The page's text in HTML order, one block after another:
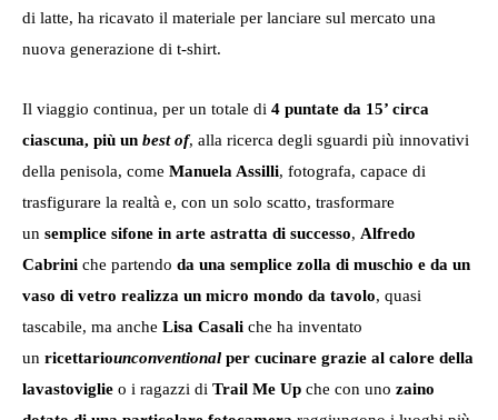
di latte, ha ricavato il materiale per lanciare sul mercato una
nuova generazione di t-shirt.
Il viaggio continua, per un totale di 4 puntate da 15’ circa
ciascuna, più un best of, alla ricerca degli sguardi più innovativi
della penisola, come Manuela Assilli, fotografa, capace di
trasfigurare la realtà e, con un solo scatto, trasformare
un semplice sifone in arte astratta di successo, Alfredo
Cabrini che partendo da una semplice zolla di muschio e da un
vaso di vetro realizza un micro mondo da tavolo, quasi
tascabile, ma anche Lisa Casali che ha inventato
un ricettariounconventional per cucinare grazie al calore della
lavastoviglie o i ragazzi di Trail Me Up che con uno zaino